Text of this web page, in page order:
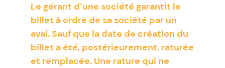
Le gérant d’une société garantit le
billet à ordre de sa société par un
aval. Sauf que la date de création du
billet a été, postérieurement, raturée
et remplacée. Une rature qui ne